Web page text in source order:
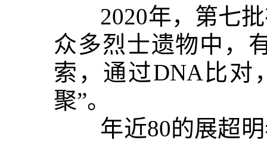
2020年，第七批
众多烈士遗物中，
索，通过DNA比对
聚”。
年近80的展超明